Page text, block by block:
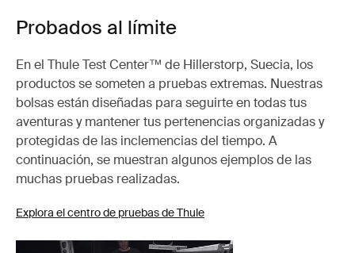
Probados al límite
En el Thule Test Center™ de Hillerstorp, Suecia, los
productos se someten a pruebas extremas. Nuestras
bolsas están diseñadas para seguirte en todas tus
aventuras y mantener tus pertenencias organizadas y
protegidas de las inclemencias del tiempo. A
continuación, se muestran algunos ejemplos de las
muchas pruebas realizadas.
Explora el centro de pruebas de Thule